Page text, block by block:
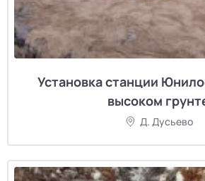
Установка станции
высоком
Д. Дусьево